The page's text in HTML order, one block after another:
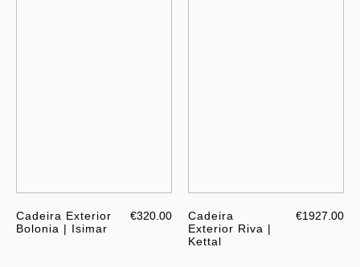
Cadeira Exterior
Bolonia | Isimar
€320.00
Cadeira
Exterior Riva |
Kettal
€1927.00